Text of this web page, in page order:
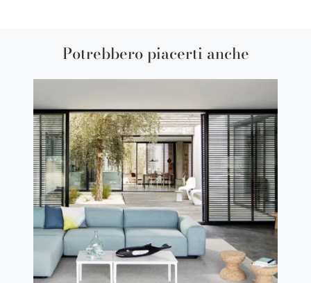
Potrebbero piacerti anche